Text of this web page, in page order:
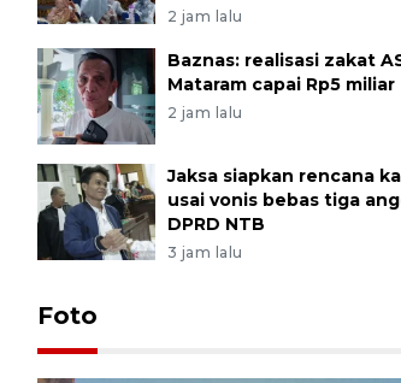
2 jam lalu
Baznas: realisasi zakat
Mataram capai Rp5 miliar
2 jam lalu
Jaksa siapkan rencana
usai vonis bebas tiga
DPRD NTB
3 jam lalu
Foto